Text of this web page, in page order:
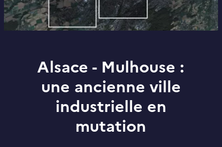
Alsace - Mulhouse :
une ancienne ville
industrielle en
mutation